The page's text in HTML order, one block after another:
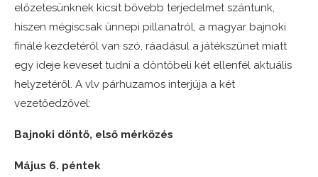
előzetesünknek kicsit bővebb terjedelmet szántunk,
hiszen mégiscsak ünnepi pillanatról, a magyar bajnoki
finálé kezdetéről van szó, ráadásul a játékszünet miatt
egy ideje keveset tudni a döntőbeli két ellenfél aktuális
helyzetéről. A vlv párhuzamos interjúja a két
vezetőedzővel:
Bajnoki döntő, első mérkőzés
Május 6. péntek